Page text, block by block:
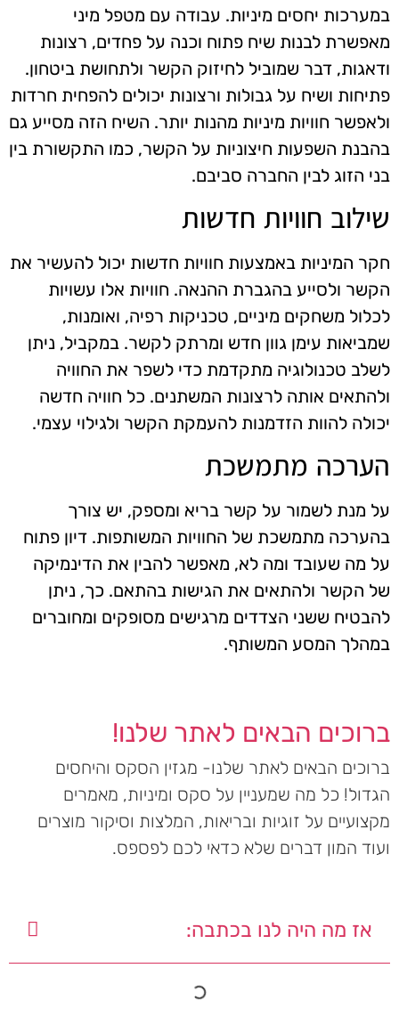
במערכות יחסים מיניות. עבודה עם מטפל מיני
מאפשרת לבנות שיח פתוח וכנה על פחדים, רצונות
ודאגות, דבר שמוביל לחיזוק הקשר ולתחושת ביטחון.
פתיחות ושיח על גבולות ורצונות יכולים להפחית חרדות
ולאפשר חוויות מיניות מהנות יותר. השיח הזה מסייע גם
בהבנת השפעות חיצוניות על הקשר, כמו התקשורת בין
בני הזוג לבין החברה סביבם.
שילוב חוויות חדשות
חקר המיניות באמצעות חוויות חדשות יכול להעשיר את
הקשר ולסייע בהגברת ההנאה. חוויות אלו עשויות
לכלול משחקים מיניים, טכניקות רפיה, ואומנות,
שמביאות עימן גוון חדש ומרתק לקשר. במקביל, ניתן
לשלב טכנולוגיה מתקדמת כדי לשפר את החוויה
ולהתאים אותה לרצונות המשתנים. כל חוויה חדשה
יכולה להוות הזדמנות להעמקת הקשר ולגילוי עצמי.
הערכה מתמשכת
על מנת לשמור על קשר בריא ומספק, יש צורך
בהערכה מתמשכת של החוויות המשותפות. דיון פתוח
על מה שעובד ומה לא, מאפשר להבין את הדינמיקה
של הקשר ולהתאים את הגישות בהתאם. כך, ניתן
להבטיח ששני הצדדים מרגישים מסופקים ומחוברים
במהלך המסע המשותף.
ברוכים הבאים לאתר שלנו!
ברוכים הבאים לאתר שלנו- מגזין הסקס והיחסים
הגדול! כל מה שמעניין על סקס ומיניות, מאמרים
מקצועיים על זוגיות ובריאות, המלצות וסיקור מוצרים
ועוד המון דברים שלא כדאי לכם לפספס.
אז מה היה לנו בכתבה: